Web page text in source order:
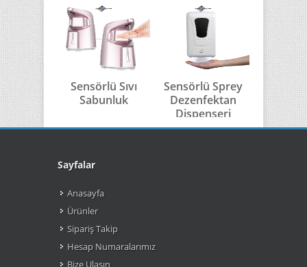
Sensörlü Sıvı
Sabunluk
Sensörlü Sprey
Dezenfektan
Dispenseri
Sayfalar
Anasayfa
Ürünler
Sipariş Takip
Hesap Numaralarımız
Bize Ulaşın